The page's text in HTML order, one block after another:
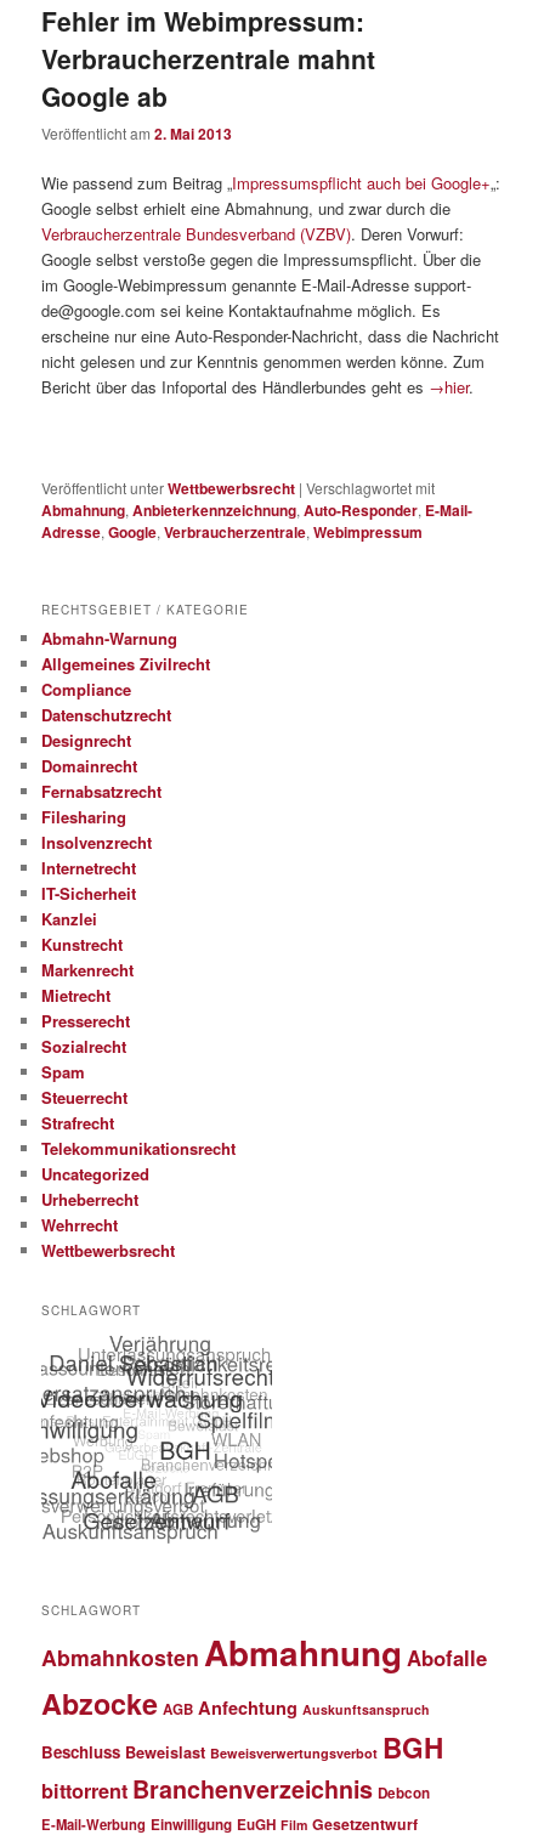
Fehler im Webimpressum:
Verbraucherzentrale mahnt
Google ab
Veröffentlicht am2. Mai 2013
Wie passend zum Beitrag „Impressumspflicht auch bei Google+„:
Google selbst erhielt eine Abmahnung, und zwar durch die
Verbraucherzentrale Bundesverband (VZBV). Deren Vorwurf:
Google selbst verstoße gegen die Impressumspflicht. Über die
im Google-Webimpressum genannte E-Mail-Adresse support-
de@google.com sei keine Kontaktaufnahme möglich. Es
erscheine nur eine Auto-Responder-Nachricht, dass die Nachricht
nicht gelesen und zur Kenntnis genommen werden könne. Zum
Bericht über das Infoportal des Händlerbundes geht es →hier.
Veröffentlicht unterWettbewerbsrecht |Verschlagwortet mit
Abmahnung,Anbieterkennzeichnung,Auto-Responder, E-Mail-
Adresse,Google,Verbraucherzentrale,Webimpressum
RECHTSGEBIET / KATEGORIE
Abmahn-Warnung
Allgemeines Zivilrecht
Compliance
Datenschutzrecht
Designrecht
Domainrecht
Fernabsatzrecht
Filesharing
Insolvenzrecht
Internetrecht
IT-Sicherheit
Kanzlei
Kunstrecht
Markenrecht
Mietrecht
Presserecht
Sozialrecht
Spam
Steuerrecht
Strafrecht
Telekommunikationsrecht
Uncategorized
Urheberrecht
Wehrrecht
Wettbewerbsrecht
SCHLAGWORT
SCHLAGWORT
Abmahnkosten Abmahnung Abofalle
Abzocke AGB Anfechtung Auskunftsanspruch
Beschluss Beweislast Beweisverwertungsverbot BGH
bittorrent Branchenverzeichnis Debcon
E-Mail-Werbung Einwilligung EuGH Film Gesetzentwurf